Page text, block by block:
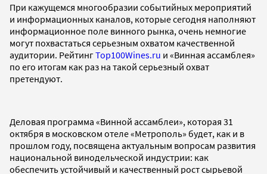
При кажущемся многообразии событийных мероприятий
и информационных каналов, которые сегодня наполняют
информационное поле винного рынка, очень немногие
могут похвастаться серьезным охватом качественной
аудитории. РейтингTop100Wines.ru и «Винная ассамблея»
по его итогам как раз на такой серьезный охват
претендуют.
Деловая программа «Винной ассамблеи», которая 31
октября в московском отеле «Метрополь» будет, как и в
прошлом году, посвящена актуальным вопросам развития
национальной винодельческой индустрии: как
обеспечить устойчивый и качественный рост сырьевой